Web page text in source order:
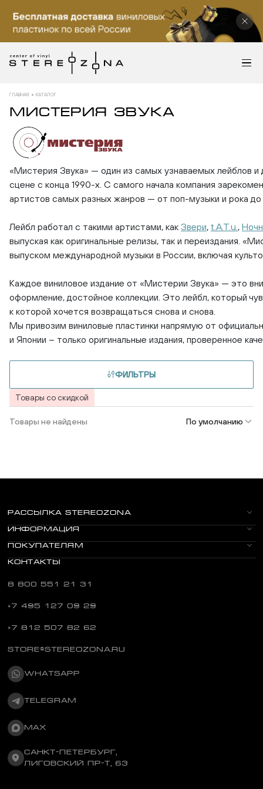
ГЛАВНАЯ КАТАЛОГ
МИСТЕРИЯ ЗВУКА
«Мистерия Звука» — один из самых узнаваемых лейблов
сцене с конца 1990-х. С самого начала компания
артистов самых разных жанров — от поп-музыки и рока до
Лейбл работал с такими артистами, как Звери t.A.T.u.
выпуская как оригинальные релизы, так и переиздания.
выпуском международной музыки в России, включая
Каждое виниловое издание от «Мистерии Звука» — это
оформление, достойное коллекции. Это лейбл, который
к которой хочется возвращаться снова и снова.
Мы привозим виниловые пластинки напрямую от
и Японии – только оригинальные издания, проверенное
ФИЛЬТРЫ
Товары со скидкой
Товары не найдены По умолчанию
РАССЫЛКА STEREOZONA
ИНФОРМАЦИЯ
ПОКУПАТЕЛЯМ
КОНТАКТЫ
8 800 551 21 31
+7 495 127 09 29
+7 812 507 82 62
STORE@STEREOZONA.RU
WHATSAPP
TELEGRAM
MAX
САНКТ-ПЕТЕРБУРГ,
ЛИГОВСКИЙ ПР-Т, 63